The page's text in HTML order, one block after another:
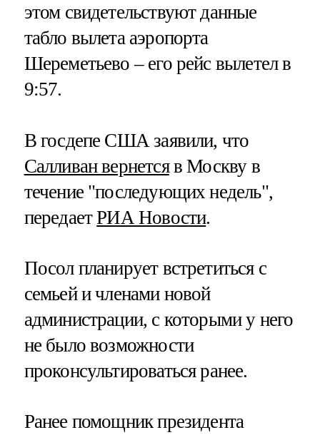
этом свидетельствуют данные
табло вылета аэропорта
Шереметьево – его рейс вылетел в
9:57.
В госдепе США заявили, что
Салливан вернетсяв Москву в
течение "последующих недель",
передаетРИА Новости.
Посол планирует встретиться с
семьей и членами новой
администрации, с которыми у него
не было возможности
проконсультироваться ранее.
Ранее помощник президента